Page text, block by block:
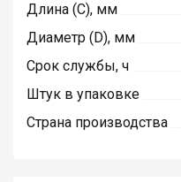
Длина (C), мм
Диаметр (D), мм
Срок службы, ч
Штук в упаковке
Страна производства